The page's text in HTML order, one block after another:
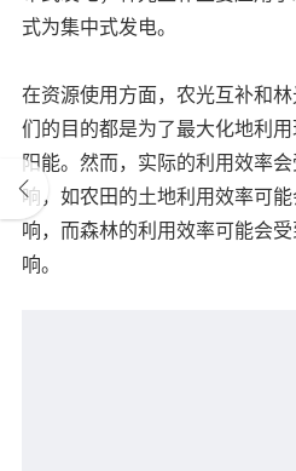
式为集中式发电。
在资源使用方面，农光互补和
们的目的都是为了最大化地利
阳能。然而，实际的利用效率
响，如农田的土地利用效率可
响，而森林的利用效率可能会
响。